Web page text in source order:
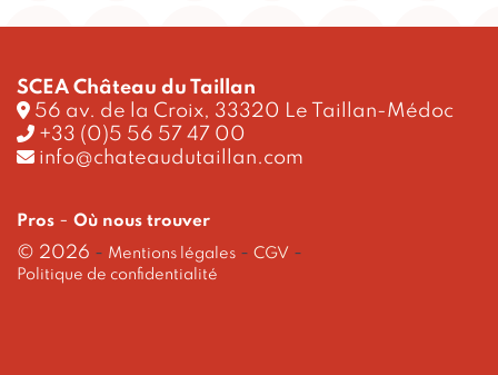
SCEA Château du Taillan
56 av. de la Croix, 33320 Le Taillan-Médoc
+33 (0)5 56 57 47 00
info@chateaudutaillan.com
Pros - Où nous trouver
© 2026 - Mentions légales - CGV -
Politique de confidentialité